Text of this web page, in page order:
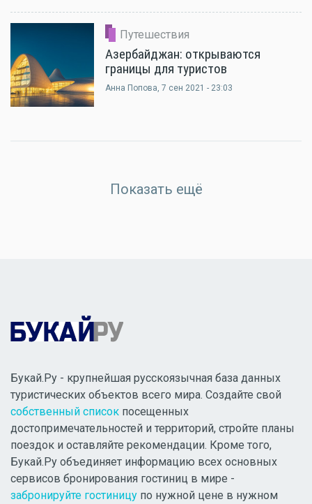
Путешествия
Азербайджан: открываются
границы для туристов
Анна Попова, 7 сен 2021 - 23:03
Показать ещё
Букай.Ру - крупнейшая русскоязычная база данных
туристических объектов всего мира. Создайте свой
собственный список посещенных
достопримечательностей и территорий, стройте планы
поездок и оставляйте рекомендации. Кроме того,
Букай.Ру объединяет информацию всех основных
сервисов бронирования гостиниц в мире -
забронируйте гостиницу по нужной цене в нужном